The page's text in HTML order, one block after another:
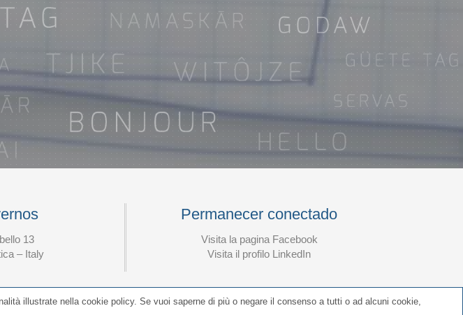
13
– Italy
Permanecer conectado
Visita la pagina Facebook
Visita il profilo LinkedIn
illustrate nella cookie policy. Se vuoi saperne di più o negare il consenso a tutti o ad alcuni cookie,